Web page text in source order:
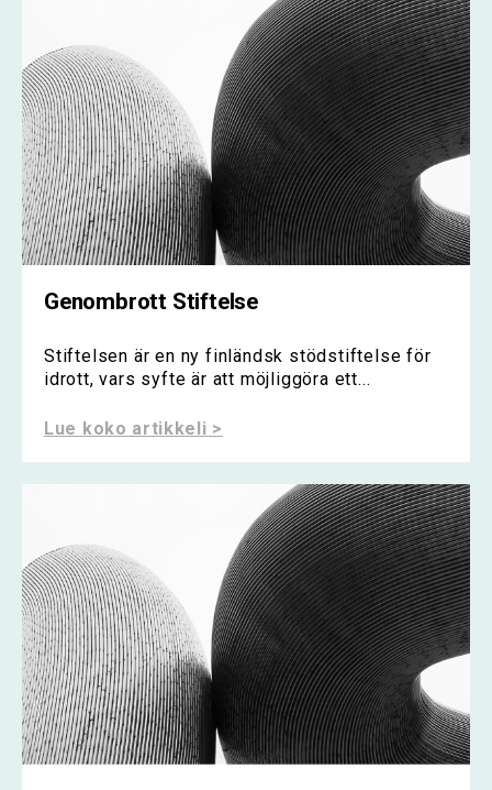
Genombrott Stiftelse
Stiftelsen är en ny finländsk stödstiftelse för
idrott, vars syfte är att möjliggöra ett...
Lue koko artikkeli >